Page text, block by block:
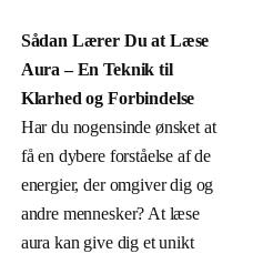
Sådan Lærer Du at Læse
Aura – En Teknik til
Klarhed og Forbindelse
Har du nogensinde ønsket at
få en dybere forståelse af de
energier, der omgiver dig og
andre mennesker? At læse
aura kan give dig et unikt